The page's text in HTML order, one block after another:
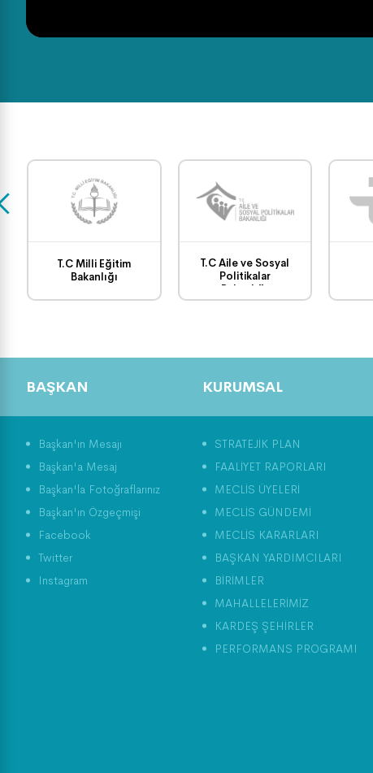
T.C Milli Eğitim
Bakanlığı
T.C Aile ve Sosyal
Politikalar
Bakanlığı
BAŞKAN
Başkan'ın Mesajı
Başkan'a Mesaj
Başkan'la Fotoğraflarınız
Başkan'ın Özgeçmişi
Facebook
Twitter
Instagram
KURUMSAL
STRATEJİK PLAN
FAALİYET RAPORLARI
MECLİS ÜYELERİ
MECLİS GÜNDEMİ
MECLİS KARARLARI
BAŞKAN YARDIMCILARI
BİRİMLER
MAHALLELERİMİZ
KARDEŞ ŞEHİRLER
PERFORMANS PROGRAMI